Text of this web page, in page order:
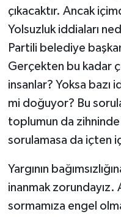
çıkacaktır. Ancak
Yolsuzluk iddiaları
Partili belediye
Gerçekten bu kadar
insanlar? Yoksa
mi doğuyor? Bu
toplumun da
sorulamasa da içten
Yargının
inanmak zorundayız.
sormamıza engel